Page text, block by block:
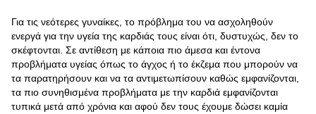
Για τις νεότερες γυναίκες, το πρόβλημα του να ασχοληθούν
ενεργά για την υγεία της καρδιάς τους είναι ότι, δυστυχώς, δεν το
σκέφτονται. Σε αντίθεση με κάποια πιο άμεσα και έντονα
προβλήματα υγείας όπως το άγχος ή το έκζεμα που μπορούν να
τα παρατηρήσουν και να τα αντιμετωπίσουν καθώς εμφανίζονται,
τα πιο συνηθισμένα προβλήματα με την καρδιά εμφανίζονται
τυπικά μετά από χρόνια και αφού δεν τους έχουμε δώσει καμία